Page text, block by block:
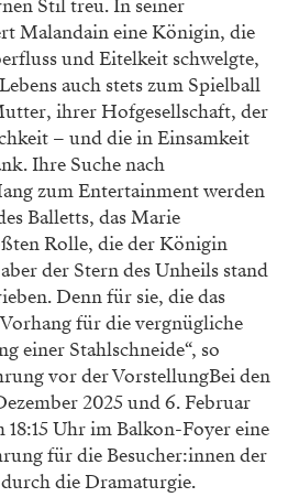
Stil treu. In seiner
Malandain eine Königin, die
und Eitelkeit schwelgte,
auch stets zum Spielball
ihrer Hofgesellschaft, der
– und die in Einsamkeit
Ihre Suche nach
zum Entertainment werden
Balletts, das Marie
Rolle, die der Königin
der Stern des Unheils stand
Denn für sie, die das
für die vergnügliche
einer Stahlschneide“, so
vor der VorstellungBei den
2025 und 6. Februar
18:15 Uhr im Balkon-Foyer eine
für die Besucher:innen der
die Dramaturgie.